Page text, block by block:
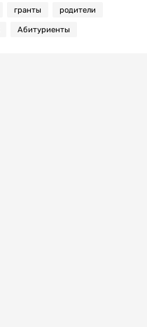
гранты родители
Абитуриенты